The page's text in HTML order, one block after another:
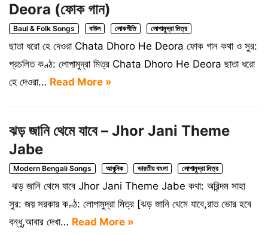
Deora (ফোক গান)
Baul & Folk Songs বাউল লোকগীতি লোপামুদ্রা মিত্র
ছাতা ধরো হে দেওরা Chata Dhoro He Deora ফোক গান কথা ও সুর:
প্রচলিত কণ্ঠ: লোপামুদ্রা মিত্র Chata Dhoro He Deora ছাতা ধরো
হে দেওরা… Read More »
ঝড় জানি থেমে যাবে – Jhor Jani Theme
Jabe
Modern Bengali Songs আধুনিক ভারতীয় বাংলা লোপামুদ্রা মিত্র
ঝড় জানি থেমে যাবে Jhor Jani Theme Jabe কথা: অরিন্দম সাহা
সুর: জয় সরকার কণ্ঠ: লোপামুদ্রা মিত্র [ঝড় জানি থেমে যাবে,রাত ভোর হবে
বন্ধু,আবার দেখা… Read More »